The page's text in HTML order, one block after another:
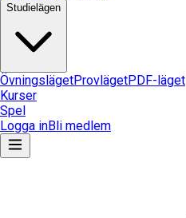
Studielägen
ÖvningslägetProvlägetPDF-läget
Kurser
Spel
Logga inBli medlem